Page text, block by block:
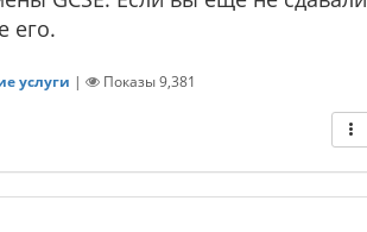
его.
услуги | Показы9,381